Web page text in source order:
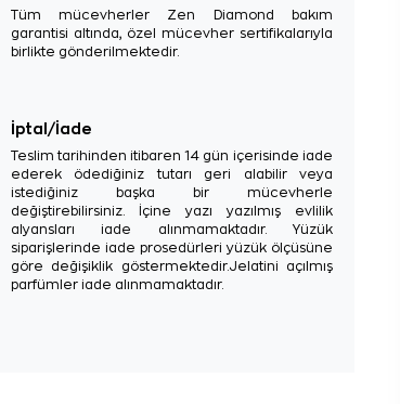
Tüm mücevherler Zen Diamond bakım
garantisi altında, özel mücevher sertifikalarıyla
birlikte gönderilmektedir.
İptal/İade
Teslim tarihinden itibaren 14 gün içerisinde iade
ederek ödediğiniz tutarı geri alabilir veya
istediğiniz başka bir mücevherle
değiştirebilirsiniz. İçine yazı yazılmış evlilik
alyansları iade alınmamaktadır. Yüzük
siparişlerinde iade prosedürleri yüzük ölçüsüne
göre değişiklik göstermektedir.Jelatini açılmış
parfümler iade alınmamaktadır.